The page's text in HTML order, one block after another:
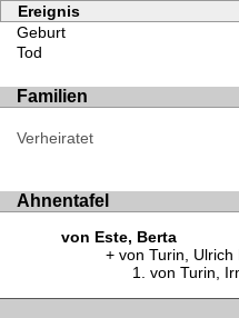
Ereignis
Geburt
Tod
Familien
Verheiratet
Ahnentafel
von Este, Berta
von Turin, Ulrich
von Turin,